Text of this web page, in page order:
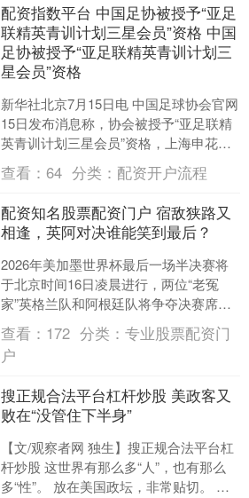
配资指数平台 中国足协被授予“亚足
联精英青训计划三星会员”资格 中国
足协被授予“亚足联精英青训计划三
星会员”资格
新华社北京7月15日电 中国足球协会官网
15日发布消息称，协会被授予“亚足联精
英青训计划三星会员”资格，上海申花足
球俱乐部、浙江职业足球俱乐部、山东
鲁能泰山足球....
查看：64 分类： 配资开户流程
配资知名股票配资门户 宿敌狭路又
相逢，英阿对决谁能笑到最后？
2026年美加墨世界杯最后一场半决赛将
于北京时间16日凌晨进行，两位“老冤
家”英格兰队和阿根廷队将争夺决赛席
位。一位渴望在60年后“让足球回家”，一
位期待打破“....
查看： 172 分类：专业股票配资门
户
搜正规合法平台杠杆炒股 美政客又
败在“没管住下半身”
【文/观察者网 独生】搜正规合法平台杠
杆炒股 这世界有那么多“人”，也有那么
多“性”。 放在美国政坛，非常贴切。 先